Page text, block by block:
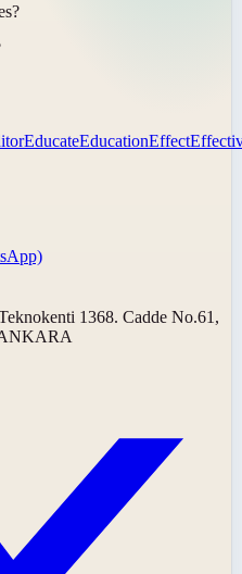
?
EducateEducationEffect
1368. Cadde No.61,